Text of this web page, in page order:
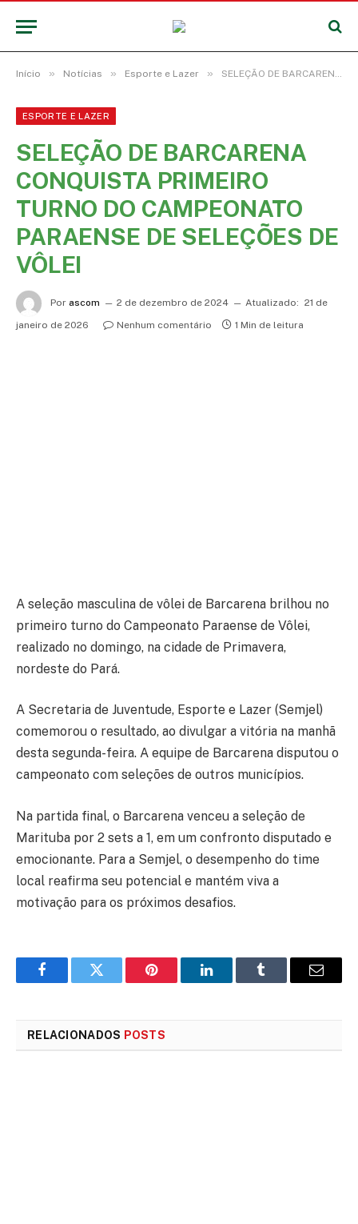
Início » Notícias » Esporte e Lazer » SELEÇÃO DE BARCARENA CONQUISTA PRIMEIRO TURNO DO CAMPEONATO PARAENSE DE SELEÇÕES DE VÔLEI
ESPORTE E LAZER
SELEÇÃO DE BARCARENA
CONQUISTA PRIMEIRO
TURNO DO CAMPEONATO
PARAENSE DE SELEÇÕES DE
VÔLEI
Por ascom 2 de dezembro de 2024 Atualizado: 21 de
janeiro de 2026
Nenhum comentário 1 Min de leitura
A seleção masculina de vôlei de Barcarena brilhou no
primeiro turno do Campeonato Paraense de Vôlei,
realizado no domingo, na cidade de Primavera,
nordeste do Pará.
A Secretaria de Juventude, Esporte e Lazer (Semjel)
comemorou o resultado, ao divulgar a vitória na manhã
desta segunda-feira. A equipe de Barcarena disputou o
campeonato com seleções de outros municípios.
Na partida final, o Barcarena venceu a seleção de
Marituba por 2 sets a 1, em um confronto disputado e
emocionante. Para a Semjel, o desempenho do time
local reafirma seu potencial e mantém viva a
motivação para os próximos desafios.
FacebookTwitter Pinterest LinkedInTumblr
E-
RELACIONADOS POSTS